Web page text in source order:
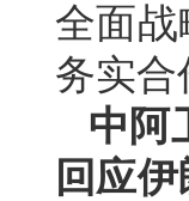
全面
务实合
中阿
回应